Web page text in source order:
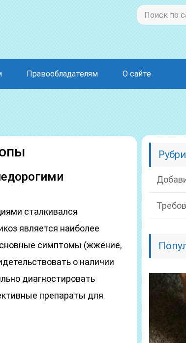
Правообладателям О сайте
сталкивался
является наиболее
симптомы (жжение,
о наличии
диагностировать
препараты для